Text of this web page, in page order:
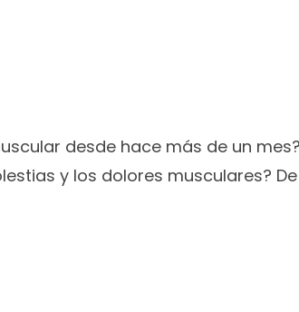
desde hace más de un
y los dolores musculares?